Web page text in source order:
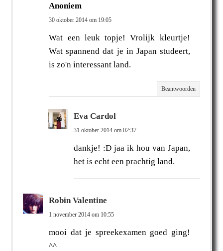
Anoniem
30 oktober 2014 om 19:05
Wat een leuk topje! Vrolijk kleurtje!
Wat spannend dat je in Japan studeert,
is zo'n interessant land.
Beantwoorden
Eva Cardol
31 oktober 2014 om 02:37
dankje! :D jaa ik hou van Japan,
het is echt een prachtig land.
Robin Valentine
1 november 2014 om 10:55
mooi dat je spreekexamen goed ging!
^^